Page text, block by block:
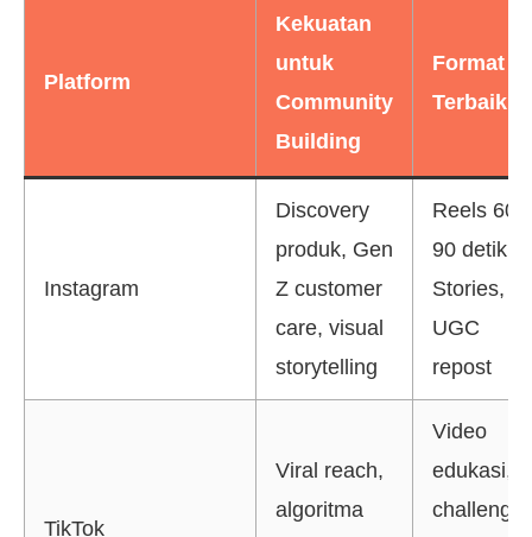
Platform
Kekuatan
untuk
Community
Building
Format
Terbaik
Instagram
Discovery
produk, Gen
Z customer
care, visual
storytelling
Reels 60-
90 detik,
Stories,
UGC
repost
TikTok
Viral reach,
algoritma
Video
edukasi,
challenge,